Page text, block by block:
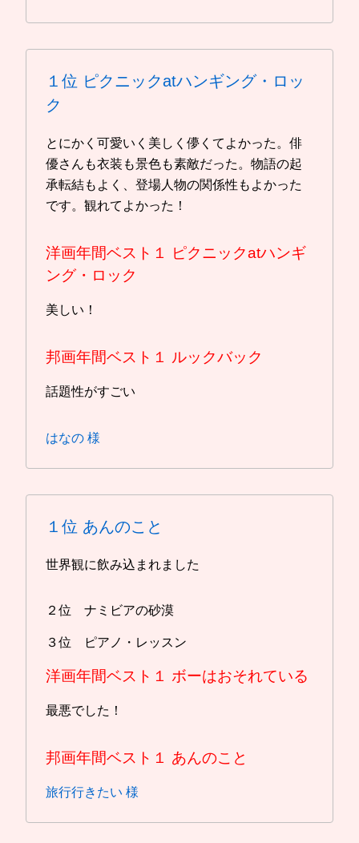
１位 ピクニックatハンギング・ロッ
ク
とにかく可愛いく美しく儚くてよかった。俳
優さんも衣装も景色も素敵だった。物語の起
承転結もよく、登場人物の関係性もよかった
です。観れてよかった！
洋画年間ベスト１
ピクニックatハンギ
ング・ロック
美しい！
邦画年間ベスト１ ルックバック
話題性がすごい
はなの 様
１位 あんのこと
世界観に飲み込まれました
２位 ナミビアの砂漠
３位 ピアノ・レッスン
洋画年間ベスト１ ボーはおそれている
最悪でした！
邦画年間ベスト１ あんのこと
旅行行きたい 様